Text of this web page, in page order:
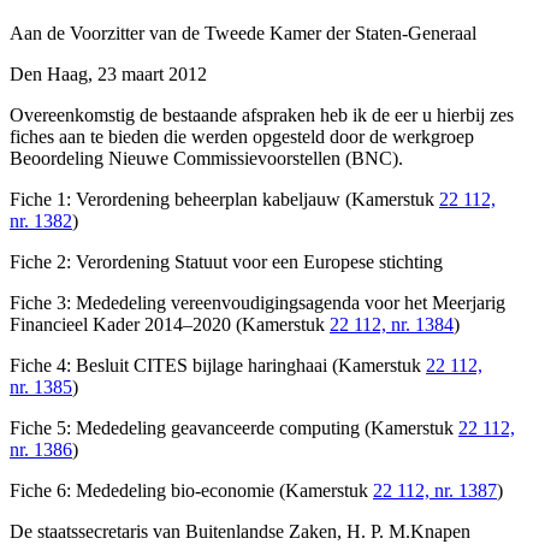
Aan de Voorzitter van de Tweede Kamer der Staten-Generaal
Den Haag, 23 maart 2012
Overeenkomstig de bestaande afspraken heb ik de eer u hierbij zes
fiches aan te bieden die werden opgesteld door de werkgroep
Beoordeling Nieuwe Commissievoorstellen (BNC).
Fiche 1: Verordening beheerplan kabeljauw (Kamerstuk 22 112,
nr. 1382)
Fiche 2: Verordening Statuut voor een Europese stichting
Fiche 3: Mededeling vereenvoudigingsagenda voor het Meerjarig
Financieel Kader 2014–2020 (Kamerstuk 22 112, nr. 1384)
Fiche 4: Besluit CITES bijlage haringhaai (Kamerstuk 22 112,
nr. 1385)
Fiche 5: Mededeling geavanceerde computing (Kamerstuk 22 112,
nr. 1386)
Fiche 6: Mededeling bio-economie (Kamerstuk 22 112, nr. 1387)
De staatssecretaris van Buitenlandse Zaken, H. P. M.Knapen